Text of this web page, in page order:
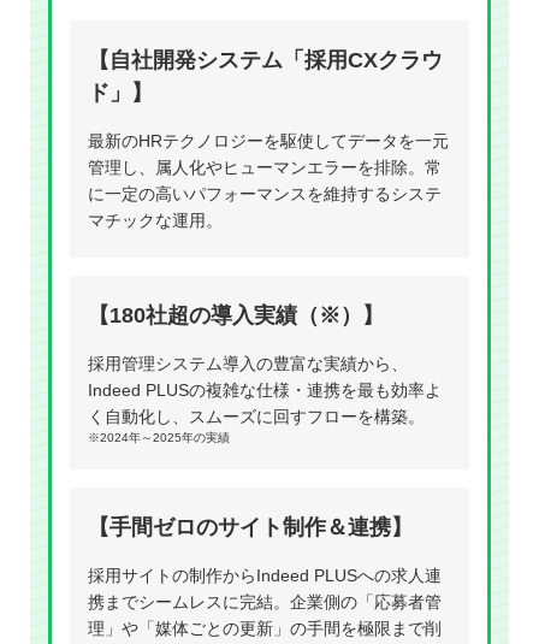
【自社開発システム「採用CXクラウ
ド」】
最新のHRテクノロジーを駆使してデータを一元
管理し、属人化やヒューマンエラーを排除。常
に一定の高いパフォーマンスを維持するシステ
マチックな運用。
【180社超の導入実績（※）】
採用管理システム導入の豊富な実績から、
Indeed PLUSの複雑な仕様・連携を最も効率よ
く自動化し、スムーズに回すフローを構築。
※2024年～2025年の実績
【手間ゼロのサイト制作＆連携】
採用サイトの制作からIndeed PLUSへの求人連
携までシームレスに完結。企業側の「応募者管
理」や「媒体ごとの更新」の手間を極限まで削